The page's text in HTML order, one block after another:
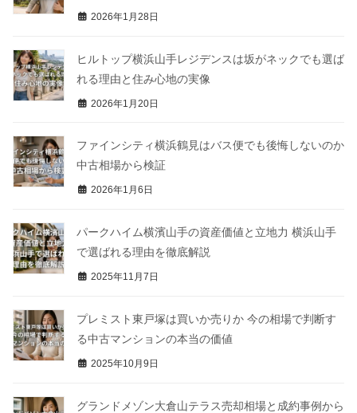
2026年1月28日
ヒルトップ横浜山手レジデンスは坂がネックでも選ば
れる理由と住み心地の実像
2026年1月20日
ファインシティ横浜鶴見はバス便でも後悔しないのか
中古相場から検証
2026年1月6日
パークハイム横濱山手の資産価値と立地力 横浜山手
で選ばれる理由を徹底解説
2025年11月7日
プレミスト東戸塚は買いか売りか 今の相場で判断す
る中古マンションの本当の価値
2025年10月9日
グランドメゾン大倉山テラス売却相場と成約事例から